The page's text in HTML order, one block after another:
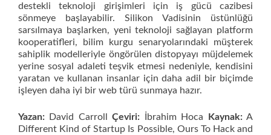
destekli teknoloji girişimleri için iş gücü cazibesi
sönmeye başlayabilir. Silikon Vadisinin üstünlüğü
sarsılmaya başlarken, yeni teknoloji sağlayan platform
kooperatifleri, bilim kurgu senaryolarındaki müşterek
sahiplik modelleriyle öngörülen distopyayı müjdelemek
yerine sosyal adaleti teşvik etmesi nedeniyle, kendisini
yaratan ve kullanan insanlar için daha adil bir biçimde
işleyen daha iyi bir web türü sunmaya hazır.
Yazan: David CarrollÇeviri: İbrahim Hoca Kaynak:A
Different Kind of Startup Is Possible, Ours To Hack and